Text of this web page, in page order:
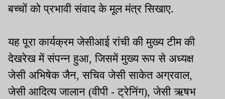
बच्चों को प्रभावी संवाद के मूल मंत्र सिखाए.
यह पूरा कार्यक्रम जेसीआई रांची की मुख्य टीम की
देखरेख में संपन्न हुआ, जिसमें मुख्य रूप से अध्यक्ष
जेसी अभिषेक जैन, सचिव जेसी साकेत अग्रवाल,
जेसी आदित्य जालान (वीपी - ट्रेनिंग), जेसी ऋषभ